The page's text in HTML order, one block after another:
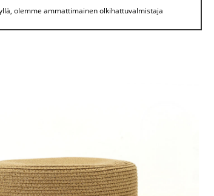
olemme ammattimainen olkihattuvalmistaja